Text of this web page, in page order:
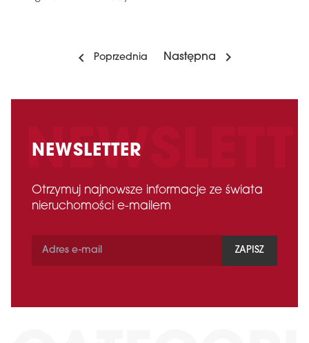
Poprzednia Następna
NEWSLETTER
Otrzymuj najnowsze informacje ze świata
nieruchomości e-mailem
ZAPISZ